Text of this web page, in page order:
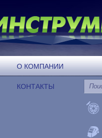
О КОМПАНИИ
КОНТАКТЫ